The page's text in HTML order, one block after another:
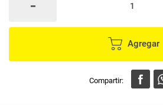
Agregar